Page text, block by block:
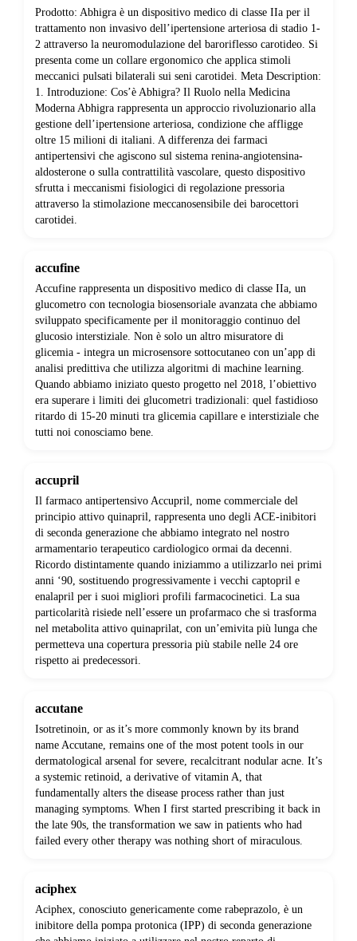
Prodotto: Abhigra è un dispositivo medico di classe IIa per il
trattamento non invasivo dell’ipertensione arteriosa di stadio 1-
2 attraverso la neuromodulazione del baroriflesso carotideo. Si
presenta come un collare ergonomico che applica stimoli
meccanici pulsati bilaterali sui seni carotidei. Meta Description:
1. Introduzione: Cos’è Abhigra? Il Ruolo nella Medicina
Moderna Abhigra rappresenta un approccio rivoluzionario alla
gestione dell’ipertensione arteriosa, condizione che affligge
oltre 15 milioni di italiani. A differenza dei farmaci
antipertensivi che agiscono sul sistema renina-angiotensina-
aldosterone o sulla contrattilità vascolare, questo dispositivo
sfrutta i meccanismi fisiologici di regolazione pressoria
attraverso la stimolazione meccanosensibile dei barocettori
carotidei.
accufine
Accufine rappresenta un dispositivo medico di classe IIa, un
glucometro con tecnologia biosensoriale avanzata che abbiamo
sviluppato specificamente per il monitoraggio continuo del
glucosio interstiziale. Non è solo un altro misuratore di
glicemia - integra un microsensore sottocutaneo con un’app di
analisi predittiva che utilizza algoritmi di machine learning.
Quando abbiamo iniziato questo progetto nel 2018, l’obiettivo
era superare i limiti dei glucometri tradizionali: quel fastidioso
ritardo di 15-20 minuti tra glicemia capillare e interstiziale che
tutti noi conosciamo bene.
accupril
Il farmaco antipertensivo Accupril, nome commerciale del
principio attivo quinapril, rappresenta uno degli ACE-inibitori
di seconda generazione che abbiamo integrato nel nostro
armamentario terapeutico cardiologico ormai da decenni.
Ricordo distintamente quando iniziammo a utilizzarlo nei primi
anni ‘90, sostituendo progressivamente i vecchi captopril e
enalapril per i suoi migliori profili farmacocinetici. La sua
particolarità risiede nell’essere un profarmaco che si trasforma
nel metabolita attivo quinaprilat, con un’emivita più lunga che
permetteva una copertura pressoria più stabile nelle 24 ore
rispetto ai predecessori.
accutane
Isotretinoin, or as it’s more commonly known by its brand
name Accutane, remains one of the most potent tools in our
dermatological arsenal for severe, recalcitrant nodular acne. It’s
a systemic retinoid, a derivative of vitamin A, that
fundamentally alters the disease process rather than just
managing symptoms. When I first started prescribing it back in
the late 90s, the transformation we saw in patients who had
failed every other therapy was nothing short of miraculous.
aciphex
Aciphex, conosciuto genericamente come rabeprazolo, è un
inibitore della pompa protonica (IPP) di seconda generazione